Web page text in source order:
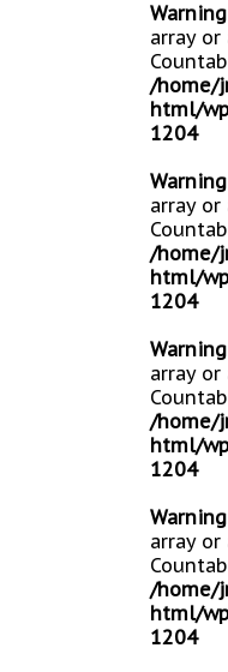
Warning
array
/home/
html/
1204
Warning
array
/home/
html/
1204
Warning
array
/home/
html/
1204
Warning
array
/home/
html/
1204